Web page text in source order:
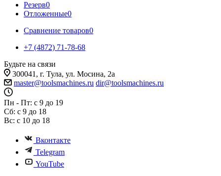
Резерв0
Отложенные0
Сравнение товаров0
+7 (4872) 71-78-68
Будьте на связи
300041, г. Тула, ул. Мосина, 2а
master@toolsmachines.ru dir@toolsmachines.ru
Пн - Пт: с 9 до 19
Сб: с 9 до 18
Вс: с 10 до 18
Вконтакте
Telegram
YouTube